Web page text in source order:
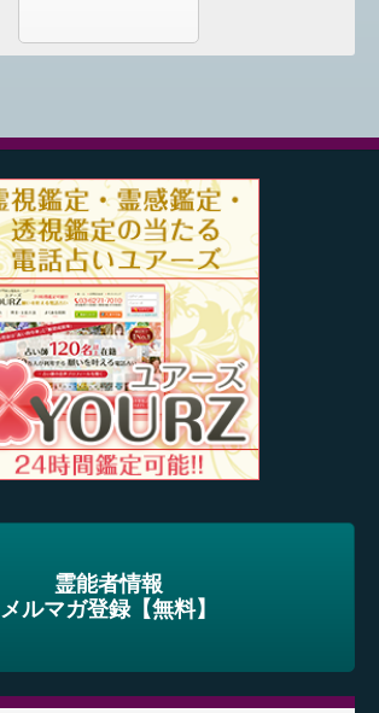
霊能者情報
メルマガ登録【無料】